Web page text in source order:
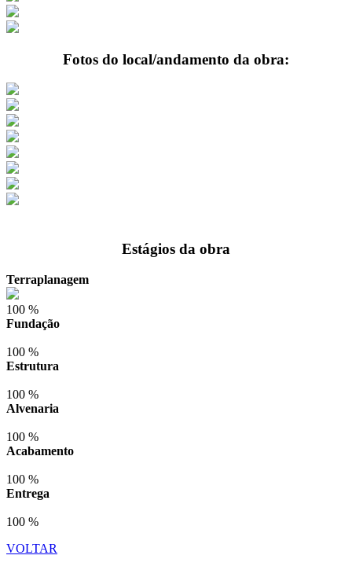
Fotos do local/andamento da obra:
Estágios da obra
Terraplanagem
100 %
Fundação
100 %
Estrutura
100 %
Alvenaria
100 %
Acabamento
100 %
Entrega
100 %
VOLTAR